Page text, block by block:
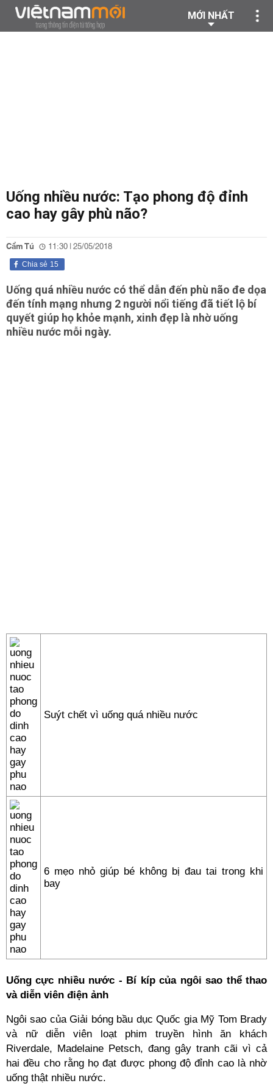
MỚI NHẤT
Uống nhiều nước: Tạo phong độ đỉnh
cao hay gây phù não?
Cẩm Tú 11:30 | 25/05/2018
15
Chia sẻ
Uống quá nhiều nước có thể dẫn đến phù não đe dọa
đến tính mạng nhưng 2 người nổi tiếng đã tiết lộ bí
quyết giúp họ khỏe mạnh, xinh đẹp là nhờ uống
nhiều nước mỗi ngày.
Suýt chết vì uống quá nhiều nước
6 mẹo nhỏ giúp bé không bị đau tai trong khi
bay
Uống cực nhiều nước - Bí kíp của ngôi sao thể thao
và diễn viên điện ảnh
Ngôi sao của Giải bóng bầu dục Quốc gia Mỹ Tom Brady
và nữ diễn viên loạt phim truyền hình ăn khách
Riverdale, Madelaine Petsch, đang gây tranh cãi vì cả
hai đều cho rằng họ đạt được phong độ đỉnh cao là nhờ
uống thật nhiều nước.